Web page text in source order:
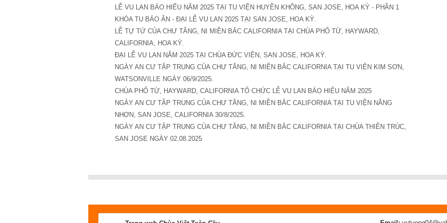
LỄ VU LAN BÁO HIẾU NĂM 2025 TẠI TU VIỆN HUYỀN KHÔNG, SAN JOSE, HOA KỲ - PHẦN 1
KHÓA TU BÁO ÂN - ĐẠI LỄ VU LAN 2025 TẠI SAN JOSE, HOA KỲ.
LỄ TỰ TỨ CỦA CHƯ TĂNG, NI MIỀN BẮC CALIFORNIA TẠI CHÙA PHỔ TỪ, HAYWARD,
CALIFORNIA, HOA KỲ.
ĐẠI LỄ VU LAN NĂM 2025 TẠI CHÙA ĐỨC VIÊN, SAN JOSE, HOA KỲ.
NGÀY AN CƯ TẬP TRUNG CỦA CHƯ TĂNG, NI MIỀN BẮC CALIFORNIA TẠI TU VIỆN KIM SƠN,
WATSONVILLE NGÀY 06/9/2025.
CHÙA PHỔ TỪ, HAYWARD, CALIFORNIA TỔ CHỨC LỄ VU LAN BÁO HIẾU NĂM 2025
NGÀY AN CƯ TẬP TRUNG CỦA CHƯ TĂNG, NI MIỀN BẮC CALIFORNIA TẠI TU VIỆN NĂNG
NHƠN, SAN JOSE, CALIFORNIA 30/8/2025.
NGÀY AN CƯ TẬP TRUNG CỦA CHƯ TĂNG, NI MIỀN BẮC CALIFORNIA TẠI CHÙA THIÊN TRÚC,
SAN JOSE NGÀY 02.08.2025